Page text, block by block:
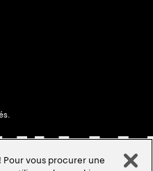
vous procurer une